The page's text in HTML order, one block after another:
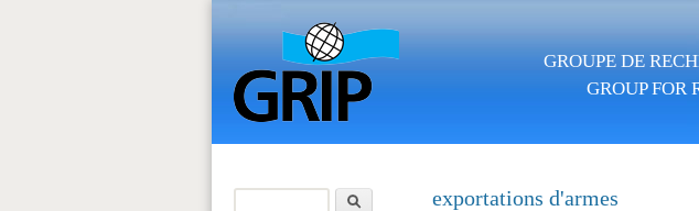
GROUPE DE
GROUP FOR
exportations d'armes